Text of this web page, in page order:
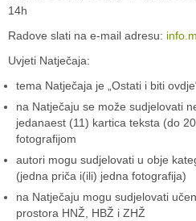
14h
Radove slati na e-mail adresu:
Uvjeti Natječaja:
tema Natječaja je „Ostati i biti
na Natječaju se može sudjelovati
jedanaest (11) kartica teksta (do
fotografijom
autori mogu sudjelovati u obje
(jedna priča i(ili) jedna fotografija)
na Natječaju mogu sudjelovati
prostora HNŽ, HBŽ i ZHŽ